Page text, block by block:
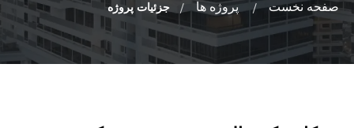
صفحه نخست پروژه ها جزئیات پروژه